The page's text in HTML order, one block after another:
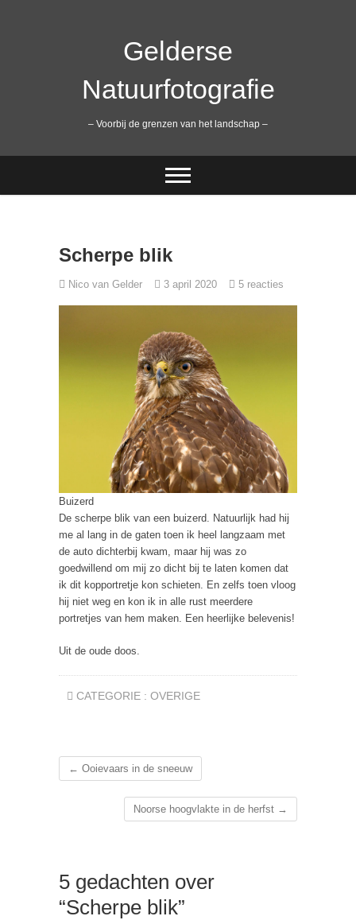
Gelderse
Natuurfotografie
– Voorbij de grenzen van het landschap –
Scherpe blik
Nico van Gelder 3 april 2020 5 reacties
Buizerd
De scherpe blik van een buizerd. Natuurlijk had hij
me al lang in de gaten toen ik heel langzaam met
de auto dichterbij kwam, maar hij was zo
goedwillend om mij zo dicht bij te laten komen dat
ik dit kopportretje kon schieten. En zelfs toen vloog
hij niet weg en kon ik in alle rust meerdere
portretjes van hem maken. Een heerlijke belevenis!
Uit de oude doos.
CATEGORIE : OVERIGE
← Ooievaars in de sneeuw
Noorse hoogvlakte in de herfst →
5 gedachten over
“Scherpe blik”